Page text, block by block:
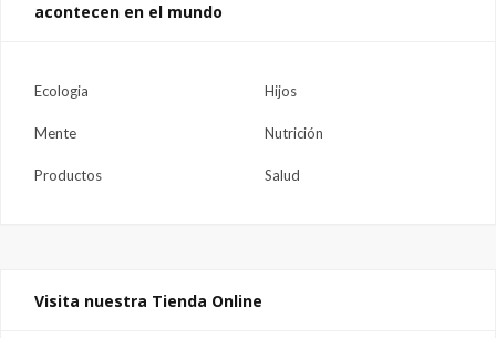
acontecen en el mundo
Ecologia Hijos
Mente Nutrición
Productos Salud
Visita nuestra Tienda Online